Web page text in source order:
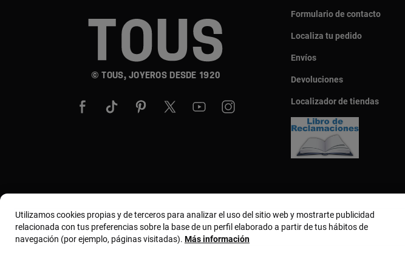
© TOUS, JOYEROS DESDE 1920
Formulario de contacto
Localiza tu pedido
Envíos
Devoluciones
Localizador de tiendas
País y moneda:
Utilizamos cookies propias y de terceros para analizar el uso del sitio web y mostrarte publicidad
relacionada con tus preferencias sobre la base de un perfil elaborado a partir de tus hábitos de
navegación (por ejemplo, páginas visitadas). Más información